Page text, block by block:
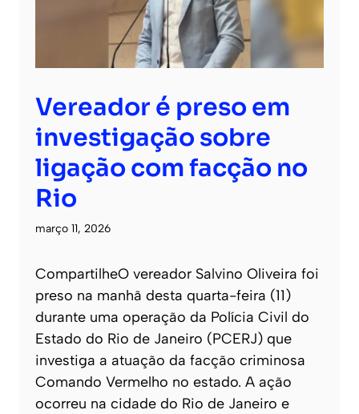
Vereador é preso em
investigação sobre
ligação com facção no
Rio
março 11, 2026
CompartilheO vereador Salvino Oliveira foi
preso na manhã desta quarta-feira (11)
durante uma operação da Polícia Civil do
Estado do Rio de Janeiro (PCERJ) que
investiga a atuação da facção criminosa
Comando Vermelho no estado. A ação
ocorreu na cidade do Rio de Janeiro e